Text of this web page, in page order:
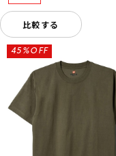
比較する
45%OFF